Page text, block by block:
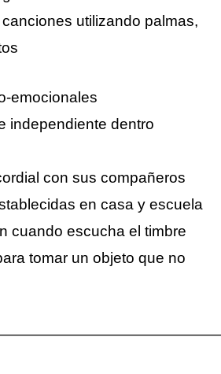
utilizando palmas,
emocionales
independiente dentro
con sus compañeros
en casa y escuela
cuando escucha el timbre
tomar un objeto que no